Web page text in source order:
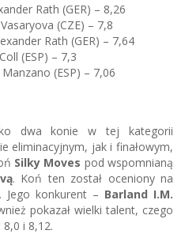
Rath (GER) – 8,26
(CZE) – 7,8
Rath (GER) – 7,64
(ESP) – 7,3
(ESP) – 7,06
dwa konie w tej kategorii
eliminacyjnym, jak i finałowym,
Silky Moves pod wspomnianą
. Koń ten został oceniony na
Jego konkurent – Barland I.M.
pokazał wielki talent, czego
i 8,12.